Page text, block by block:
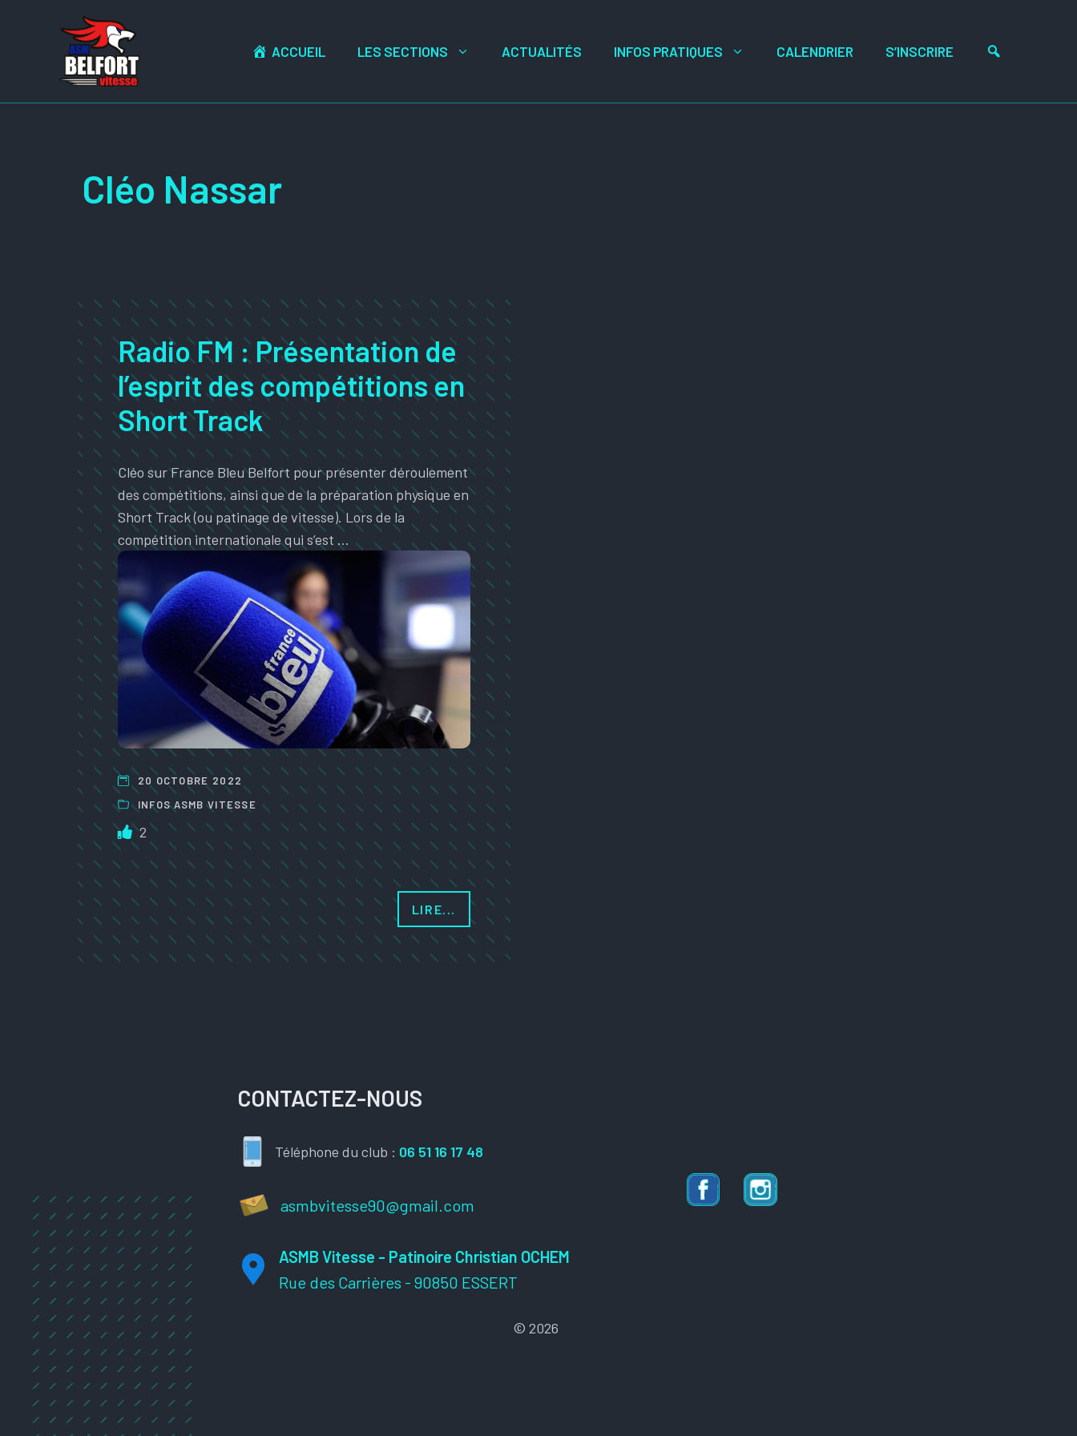
ACCUEIL LES SECTIONS ACTUALITÉS INFOS PRATIQUES CALENDRIER S’INSCRIRE
Cléo Nassar
Radio FM : Présentation de
l’esprit des compétitions en
Short Track
Cléo sur France Bleu Belfort pour présenter déroulement
des compétitions, ainsi que de la préparation physique en
Short Track (ou patinage de vitesse). Lors de la
compétition internationale qui s’est …
20 OCTOBRE 2022
INFOS ASMB VITESSE
2
LIRE...
CONTACTEZ-NOUS
Téléphone du club : 06 51 16 17 48
asmbvitesse90@gmail.com
ASMB Vitesse - Patinoire Christian OCHEM
Rue des Carrières - 90850 ESSERT
© 2026